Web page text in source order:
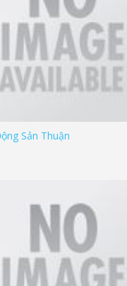
Sản Thuận